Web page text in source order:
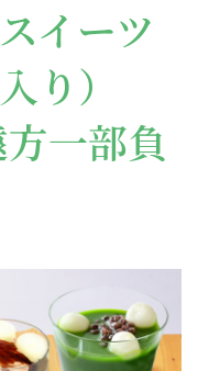
イーツ
り）
一部負